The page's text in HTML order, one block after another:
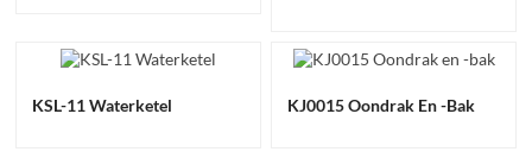
KSL-11 Waterketel KJ0015 Oondrak En -bak